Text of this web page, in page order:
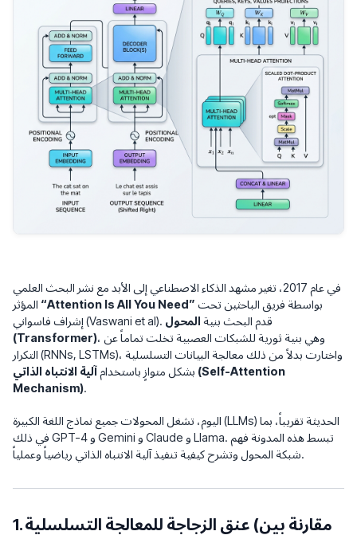
في عام 2017، تغير مشهد الذكاء الاصطناعي إلى الأبد مع نشر البحث العلمي
“Attention Is All You Need”
إشراف فاسواني (Vaswani et al). قدم البحث بنية المحول
(Transformer)، وهي بنية ثورية للشبكات العصبية تخلت تماماً عن
التكرار (RNNs, LSTMs)، واختارت بدلاً من ذلك معالجة البيانات التسلسلية
بشكل متوازٍ باستخدام آلية الانتباه الذاتي (Self-Attention
Mechanism).
اليوم، تشغل المحولات جميع نماذج اللغة الكبيرة (LLMs) الحديثة تقريباً، بما
في ذلك GPT-4 و Gemini و Claude و Llama. تبسط هذه المدونة فهم
شبكة المحول وتشرح كيفية تنفيذ آلية الانتباه الذاتي رياضياً وعملياً.
1. عنق الزجاجة للمعالجة التسلسلية (مقارنة بين